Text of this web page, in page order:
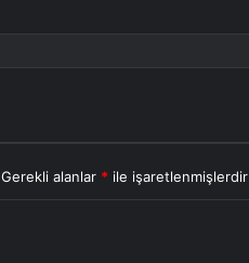
Gerekli alanlar * ile işaretlenmişlerdir